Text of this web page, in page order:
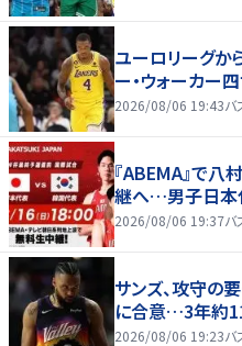
ユーロリーグか
ー・ウォーカー
2026/08/06 19:43バ
『ABEMA』で
継へ…男子日本
2026/08/06 19:37バ
サンズ、攻守の
に合意…3年約
2026/08/06 19:23バ